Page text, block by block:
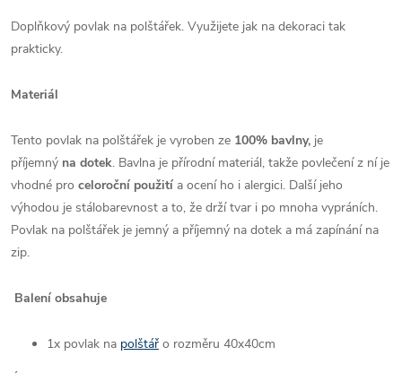
Doplňkový povlak na polštářek. Využijete jak na dekoraci tak
prakticky.
Materiál
Tento povlak na polštářek je vyroben ze 100% bavlny, je
příjemný na dotek. Bavlna je přírodní materiál, takže povlečení z ní je
vhodné pro celoroční použití a ocení ho i alergici. Další jeho
výhodou je stálobarevnost a to, že drží tvar i po mnoha vypráních.
Povlak na polštářek je jemný a příjemný na dotek a má zapínání na
zip.
Balení obsahuje
1x povlak na polštář o rozměru 40x40cm